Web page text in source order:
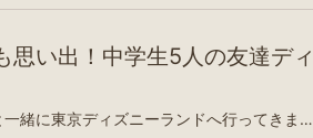
思い出！中学生5人の友達ディ
昨日は、娘たちと一緒に東京ディズニーランドへ行ってきました！今回は、娘が小学校時代のお友達4人とディズニーランドへ行くことになり、子どもたちは5人、付き添いの母たちは3人で出発♪朝6時30分に最寄り駅へ集合し、電車で東京駅を経由して、8時頃には舞浜駅へ到着しました🚃行きはラッキーなことに全員座れて一安心。…と思ったら、ここでまさかのハプニング💦直前にスマホを買い替えた子のディズニーアプリが消えてしまい、アカウントの復旧やチケットの表示でみんなで試行錯誤。結局、入園に間に合わせるため、再度お母さんのアカウントでチケットを購入。ここでも問題が💦お母さんアカウントで購入したチケットだったため、子どもたちのグループへ移動できず…。🧐キャストさんにも相談していろいろ試していただきましたが、最後まで切り離すことはできませんでした。そこで、子供のチケットのQRコードをスクリーンショットし、アトラクションやショーの時間になったらLINEで送る作戦に！幸い取得できたのはプライオリティパス1つとショーのエントリー1つだけだったので、大きな混乱もなく無事に対応できました😌入園すると、子どもたちはさっそくお揃いのカチューシャを購入♡みんな本当にかわいくて、まずは記念撮影📷✨その後はいよいよ別行動！親チームはスプラッシュ・マウンテンへ⛰️💦子どもたちはカリブの海賊へ☠️それぞれ思い思いに楽しみました♪ランチは別々で、娘たちがハンバーガー食べてたので、時間差で私たちもハンバーガー🍔笑モバイルオーダーを利用したので、席に座ったまま注文できてとっても便利！待ち時間が少なくて済むので、時間を有効に使えました。心配していた天気も、雨に降られることなく過ごせてラッキー✨しかも日曜日の割には比較的空いていて、・ビッグサンダー・マウンテンは2回！・美女と野獣”魔法のものがたり”にも乗れました♪子供たちもそれぞれ食べたり飲んだり、写真撮ったり楽しまたようです久しぶりのディズニーを満喫できました😊夕飯はうどんを食べながら、母たちはビールで乾杯🍺🤭お土産もしっかり買って、夜はエレクトリカルパレードも鑑賞✨そして、花火なしと聞いていたのですが、プロジェクションマッピング演出に少し花火もあって、とても良かったです7月からスタートしたドローンショー「Reach for the Stars」も見ることができました！夜空いっぱいに広がる演出が本当に素晴らしくて、とても感動しました🥹✨閉園までたっぷり遊び、22時頃に舞浜駅を出発。帰りの電車はまったく座れず、足はもう限界…😂最後は友達と乗り合いでタクシーに乗り、23時45分頃に無事帰宅しました。とにかく疲れましたが、それ以上に楽しい一日♪子どもたちも友達同士で思いっきり楽しめたようで、本当に良かったです。中学生になって初めての「友達だけディズニー」。少しドキドキもありましたが、子どもたちの成長を感じられた、思い出に残る一日になりました♡ 東京ディズニーランド（Ｒ）ホテル楽天トラベル東京ディズニーシー・ホテルミラコスタ（Ｒ）楽天トラベルディズニーアンバサダー（Ｒ）ホテル楽天トラベル東京ディズニーセレブレーションホテル（Ｒ）楽天トラベル東京ディズニーシー・ファンタジースプリングスホテル楽天トラベル東京ディズニーリゾート・トイ・ストーリー（Ｒ）ホテル楽天トラベルグランドニッコー東京ベイ 舞浜楽天トラベル